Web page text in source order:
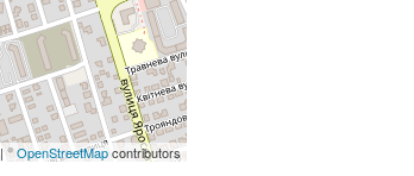
| ©OpenStreetMapcontributors